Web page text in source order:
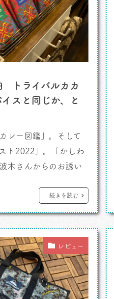
トライバルカカ
スと同じか、と
レー図鑑」。そして
ト2022」。「かしわ
木さんからのお誘い
ト2022」の目玉イベ
ターで上映されてい
を一から作る」（前
督とプロデューサーの
ったのです。 […]
続きを読む
レビュー